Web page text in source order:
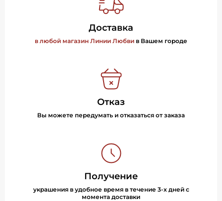
Доставка
в любой магазин Линии Любви в Вашем городе
Отказ
Вы можете передумать и отказаться от заказа
Получение
украшения в удобное время в течение 3-х дней с
момента доставки